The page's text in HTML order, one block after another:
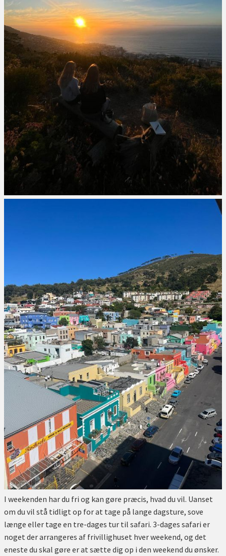
I weekenden har du fri og kan gøre præcis, hvad du vil. Uanset
om du vil stå tidligt op for at tage på lange dagsture, sove
længe eller tage en tre-dages tur til safari. 3-dages safari er
noget der arrangeres af frivillighuset hver weekend, og det
eneste du skal gøre er at sætte dig op i den weekend du ønsker.